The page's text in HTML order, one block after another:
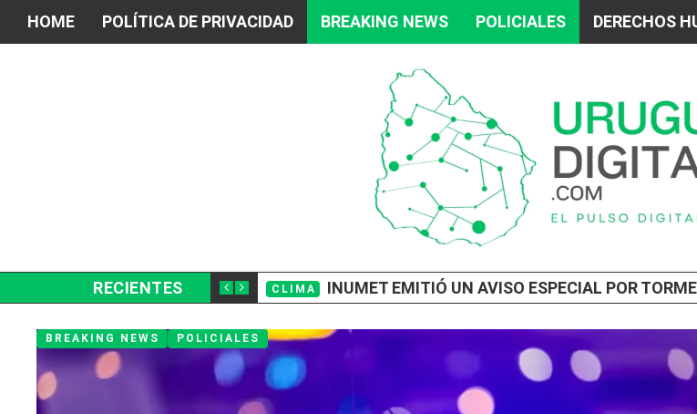
HOME POLÍTICA DE PRIVACIDAD BREAKING NEWS POLICIALES DERECHOS
RECIENTES
UNOS $400.000 CLIMA INUMET EMITIÓ UN AVISO ESPECIAL POR TORMENTAS
BREAKING NEWS POLICIALES